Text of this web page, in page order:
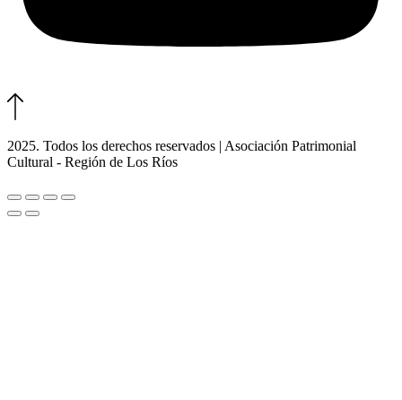
2025. Todos los derechos reservados | Asociación Patrimonial
Cultural - Región de Los Ríos